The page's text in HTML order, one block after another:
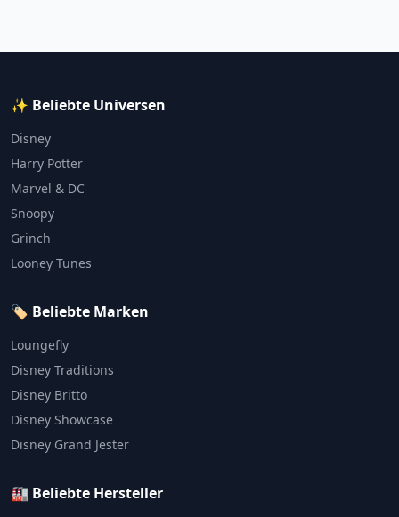
✨ Beliebte Universen
Disney
Harry Potter
Marvel & DC
Snoopy
Grinch
Looney Tunes
🏷️ Beliebte Marken
Loungefly
Disney Traditions
Disney Britto
Disney Showcase
Disney Grand Jester
🏭 Beliebte Hersteller